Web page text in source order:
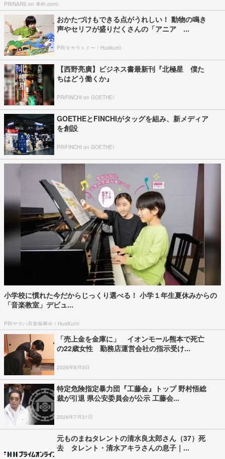
PR(NARS on 美的.com)
おかたづけもできる点がうれしい！ 動物の鳴き
声やセリフが盛りだくさんの「アニア ...
PR(タカラトミー｜Hugkum)
【西野亮廣】ビジネス書最新刊『北極星 僕た
ちはどう働くか』
PR(FINCHI on GOETHE)
GOETHEとFINCHIがタッグを組み、新メディア
を創設
PR(FINCHI on GOETHE)
小学校に慣れた今だからじっくり選べる！ 小学１年生夏休みからの
「音楽教室」デビュ...
PR(ヤマハ音楽振興会｜HugKum)
「売上金を金庫に」 イオンモール熊本で死亡
の22歳女性 勤務店運営会社の指示受け...
2026年8月3日
特定危険指定暴力団『工藤会』トップ 野村悟総
裁が引退 県公安委員会が公示 工藤会...
2026年7月31日
元ものまねタレントの清水良太郎さん（37）死
去 タレント・清水アキラさんの息子｜...